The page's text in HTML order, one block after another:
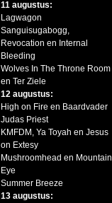
11 augustus:
Lagwagon
Sanguisugabogg,
Revocation en Internal
Bleeding
Wolves In The Throne Room
en Ter Ziele
12 augustus:
High on Fire en Baardvader
Judas Priest
KMFDM, Ya Toyah en Jesus
on Extesy
Mushroomhead en Mountain
Eye
Summer Breeze
13 augustus: